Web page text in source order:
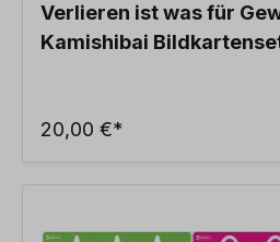
Verlieren ist was für
Kamishibai
20,00 €*